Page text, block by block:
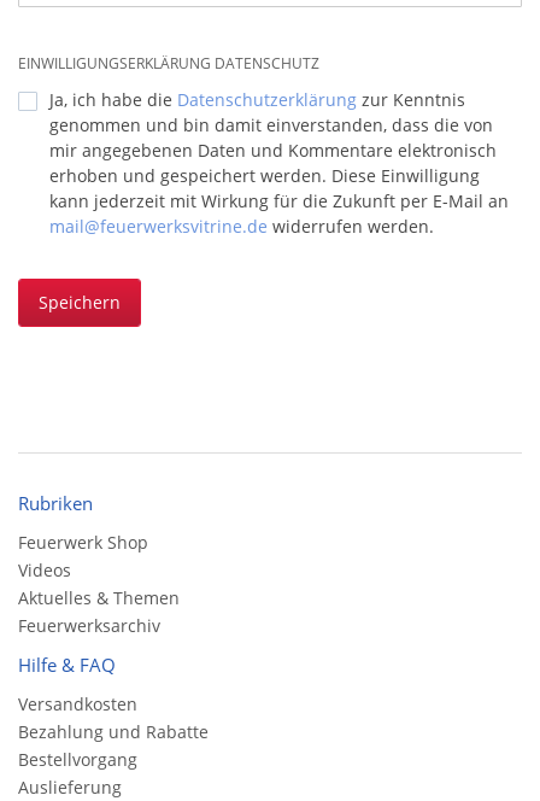
EINWILLIGUNGSERKLÄRUNG DATENSCHUTZ
Ja, ich habe die Datenschutzerklärung zur Kenntnis
genommen und bin damit einverstanden, dass die von
mir angegebenen Daten und Kommentare elektronisch
erhoben und gespeichert werden. Diese Einwilligung
kann jederzeit mit Wirkung für die Zukunft per E-Mail an
mail@feuerwerksvitrine.de widerrufen werden.
Speichern
Rubriken
Feuerwerk Shop
Videos
Aktuelles & Themen
Feuerwerksarchiv
Hilfe & FAQ
Versandkosten
Bezahlung und Rabatte
Bestellvorgang
Auslieferung